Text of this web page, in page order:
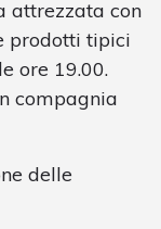
attrezzata con
prodotti tipici
ore 19.00.
compagnia
delle